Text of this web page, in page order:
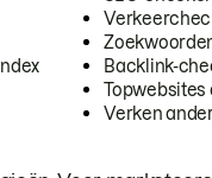
Backlink-
Topwebsites
Verken